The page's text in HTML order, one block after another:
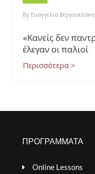
By Ευαγγελία Βεργανελάκη
«Κανείς δεν
έλεγαν οι παλιοί
Περισσότερα >
ΠΡΟΓΡΑΜΜΑΤΑ
Online Lessons